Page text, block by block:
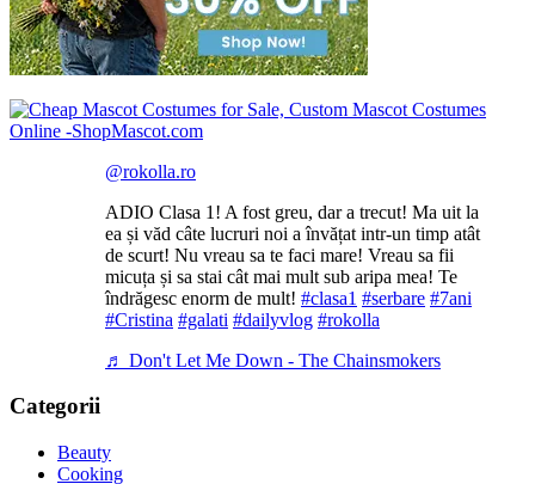
@rokolla.ro
ADIO Clasa 1! A fost greu, dar a trecut! Ma uit la
ea și văd câte lucruri noi a învățat intr-un timp atât
de scurt! Nu vreau sa te faci mare! Vreau sa fii
micuța și sa stai cât mai mult sub aripa mea! Te
îndrăgesc enorm de mult! #clasa1 #serbare #7ani
#Cristina #galati #dailyvlog #rokolla
♬ Don't Let Me Down - The Chainsmokers
Categorii
Beauty
Cooking